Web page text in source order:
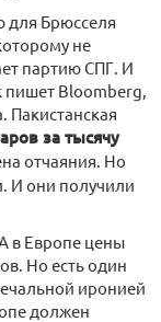
для Брюсселя
не
партию СПГ. И
пишет Bloomberg,
Пакистанская
за тысячу
отчаяния. Но
И они получили
в Европе цены
Но есть один
иронией
должен